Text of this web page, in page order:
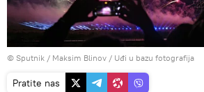
© Sputnik / Maksim Blinov / Uđi u bazu fotografija
Pratite nas